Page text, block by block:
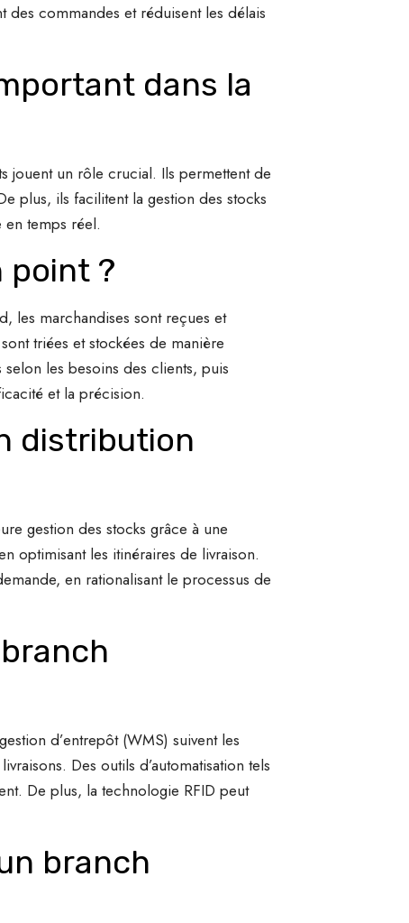
commandes et réduisent les délais
dans la
jouent un rôle crucial. Ils permettent de
plus, ils facilitent la gestion des stocks
temps réel.
point ?
les marchandises sont reçues et
triées et stockées de manière
les besoins des clients, puis
et la précision.
distribution
gestion des stocks grâce à une
optimisant les itinéraires de livraison.
en rationalisant le processus de
d’entrepôt (WMS) suivent les
Des outils d’automatisation tels
De plus, la technologie RFID peut
branch